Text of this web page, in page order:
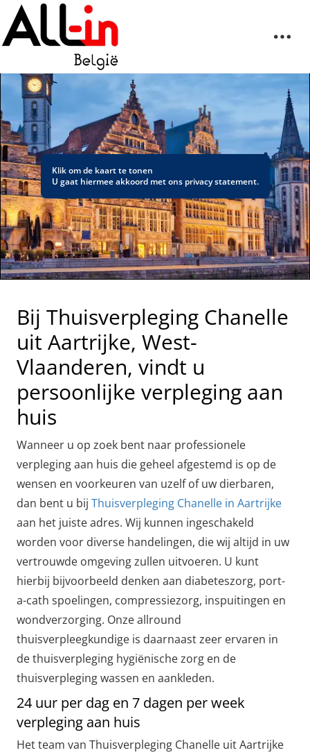
Klik om de kaart te tonen
U gaat hiermee akkoord met ons privacy statement.
Bij Thuisverpleging Chanelle
uit Aartrijke, West-
Vlaanderen, vindt u
persoonlijke verpleging aan
huis
Wanneer u op zoek bent naar professionele
verpleging aan huis die geheel afgestemd is op de
wensen en voorkeuren van uzelf of uw dierbaren,
dan bent u bij Thuisverpleging Chanelle in Aartrijke
aan het juiste adres. Wij kunnen ingeschakeld
worden voor diverse handelingen, die wij altijd in uw
vertrouwde omgeving zullen uitvoeren. U kunt
hierbij bijvoorbeeld denken aan diabeteszorg, port-
a-cath spoelingen, compressiezorg, inspuitingen en
wondverzorging. Onze allround
thuisverpleegkundige is daarnaast zeer ervaren in
de thuisverpleging hygiënische zorg en de
thuisverpleging wassen en aankleden.
24 uur per dag en 7 dagen per week
verpleging aan huis
Het team van Thuisverpleging Chanelle uit Aartrijke